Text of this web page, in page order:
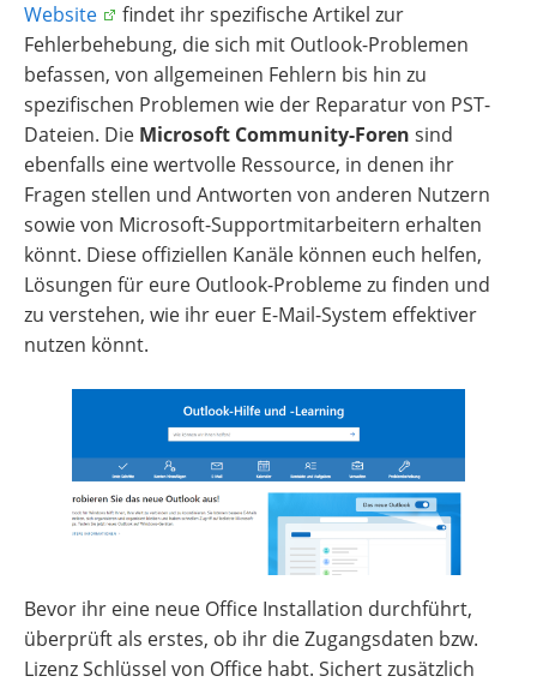
Website
findet ihr spezifische Artikel zur
Fehlerbehebung, die sich mit Outlook-Problemen
befassen, von allgemeinen Fehlern bis hin zu
spezifischen Problemen wie der Reparatur von PST-
Dateien. Die Microsoft Community-Foren sind
ebenfalls eine wertvolle Ressource, in denen ihr
Fragen stellen und Antworten von anderen Nutzern
sowie von Microsoft-Supportmitarbeitern erhalten
könnt. Diese offiziellen Kanäle können euch helfen,
Lösungen für eure Outlook-Probleme zu finden und
zu verstehen, wie ihr euer E-Mail-System effektiver
nutzen könnt.
Bevor ihr eine neue Office Installation durchführt,
überprüft als erstes, ob ihr die Zugangsdaten bzw.
Lizenz Schlüssel von Office habt. Sichert zusätzlich